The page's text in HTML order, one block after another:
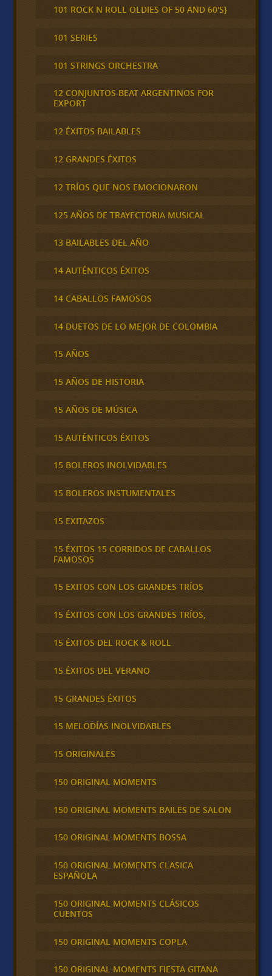
101 ROCK N ROLL OLDIES OF 50 AND 60'S}
101 SERIES
101 STRINGS ORCHESTRA
12 CONJUNTOS BEAT ARGENTINOS FOR
EXPORT
12 ÉXITOS BAILABLES
12 GRANDES ÉXITOS
12 TRÍOS QUE NOS EMOCIONARON
125 AÑOS DE TRAYECTORIA MUSICAL
13 BAILABLES DEL AÑO
14 AUTÉNTICOS ÉXITOS
14 CABALLOS FAMOSOS
14 DUETOS DE LO MEJOR DE COLOMBIA
15 AÑOS
15 AÑOS DE HISTORIA
15 AÑOS DE MÚSICA
15 AUTÉNTICOS ÉXITOS
15 BOLEROS INOLVIDABLES
15 BOLEROS INSTUMENTALES
15 EXITAZOS
15 ÉXITOS 15 CORRIDOS DE CABALLOS
FAMOSOS
15 EXITOS CON LOS GRANDES TRÍOS
15 ÉXITOS CON LOS GRANDES TRÍOS,
15 ÉXITOS DEL ROCK & ROLL
15 ÉXITOS DEL VERANO
15 GRANDES ÉXITOS
15 MELODÍAS INOLVIDABLES
15 ORIGINALES
150 ORIGINAL MOMENTS
150 ORIGINAL MOMENTS BAILES DE SALON
150 ORIGINAL MOMENTS BOSSA
150 ORIGINAL MOMENTS CLASICA
ESPAÑOLA
150 ORIGINAL MOMENTS CLÁSICOS
CUENTOS
150 ORIGINAL MOMENTS COPLA
150 ORIGINAL MOMENTS FIESTA GITANA